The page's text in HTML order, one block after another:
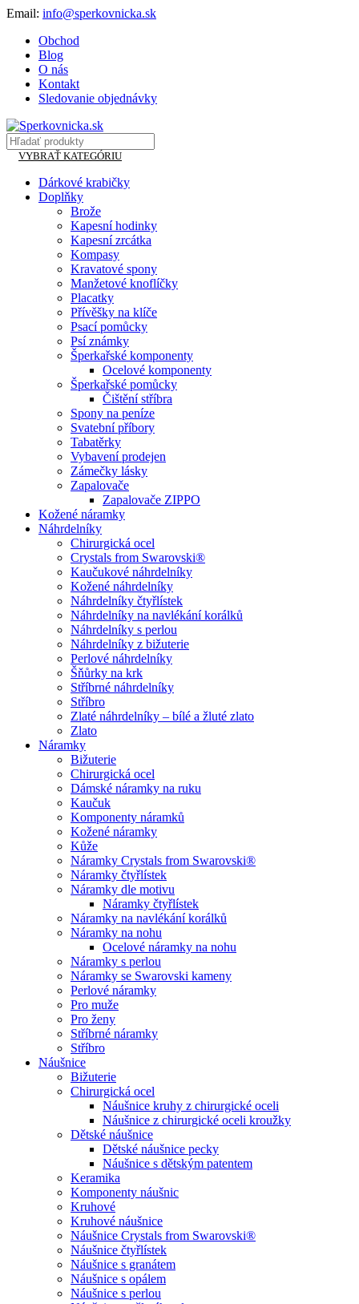
Email: info@sperkovnicka.sk
Obchod
Blog
O nás
Kontakt
Sledovanie objednávky
VYBRAŤ KATEGÓRIU
Dárkové krabičky
Doplňky
Brože
Kapesní hodinky
Kapesní zrcátka
Kompasy
Kravatové spony
Manžetové knoflíčky
Placatky
Přívěšky na klíče
Psací pomůcky
Psí známky
Šperkařské komponenty
Ocelové komponenty
Šperkařské pomůcky
Čištění stříbra
Spony na peníze
Svatební příbory
Tabatěrky
Vybavení prodejen
Zámečky lásky
Zapalovače
Zapalovače ZIPPO
Kožené náramky
Náhrdelníky
Chirurgická ocel
Crystals from Swarovski®
Kaučukové náhrdelníky
Kožené náhrdelníky
Náhrdelníky čtyřlístek
Náhrdelníky na navlékání korálků
Náhrdelníky s perlou
Náhrdelníky z bižuterie
Perlové náhrdelníky
Šňůrky na krk
Stříbrné náhrdelníky
Stříbro
Zlaté náhrdelníky – bílé a žluté zlato
Zlato
Náramky
Bižuterie
Chirurgická ocel
Dámské náramky na ruku
Kaučuk
Komponenty náramků
Kožené náramky
Kůže
Náramky Crystals from Swarovski®
Náramky čtyřlístek
Náramky dle motivu
Náramky čtyřlístek
Náramky na navlékání korálků
Náramky na nohu
Ocelové náramky na nohu
Náramky s perlou
Náramky se Swarovski kameny
Perlové náramky
Pro muže
Pro ženy
Stříbrné náramky
Stříbro
Náušnice
Bižuterie
Chirurgická ocel
Náušnice kruhy z chirurgické oceli
Náušnice z chirurgické oceli kroužky
Dětské náušnice
Dětské náušnice pecky
Náušnice s dětským patentem
Keramika
Komponenty náušnic
Kruhové
Kruhové náušnice
Náušnice Crystals from Swarovski®
Náušnice čtyřlístek
Náušnice s granátem
Náušnice s opálem
Náušnice s perlou